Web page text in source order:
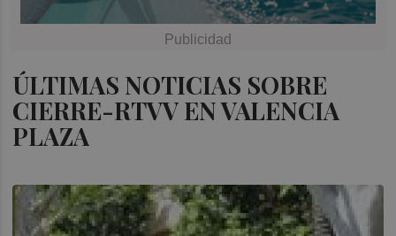
ÚLTIMAS NOTICIAS SOBRE
CIERRE-RTVV EN VALENCIA
PLAZA